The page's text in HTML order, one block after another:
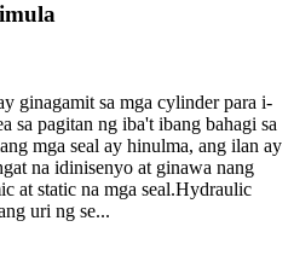
ginagamit sa mga cylinder para i-
sa pagitan ng iba't ibang bahagi sa
mga seal ay hinulma, ang ilan ay
na idinisenyo at ginawa nang
at static na mga seal.Hydraulic
uri ng se...